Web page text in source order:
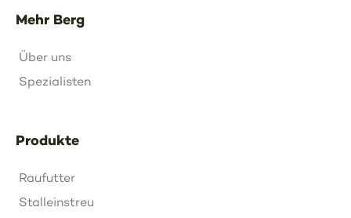
Mehr Berg
Über uns
Spezialisten
Produkte
Raufutter
Stalleinstreu